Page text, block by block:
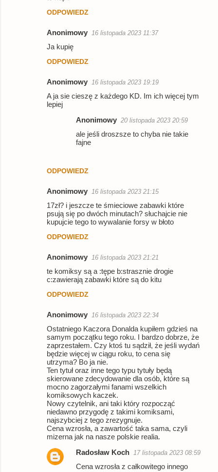
ODPOWIEDZ
Anonimowy 16 listopada 2023 11:37
Ja kupię
ODPOWIEDZ
Anonimowy 16 listopada 2023 19:19
A ja sie cieszę z każdego KD. Im ich więcej tym
lepiej
ODPOWIEDZ
Anonimowy 20 listopada 2023 20:59
ale jeśli droszsze to chyba nie takie
fajne
Anonimowy 16 listopada 2023 21:15
17zł? i jeszcze te śmieciowe zabawki które
psują się po dwóch minutach? słuchajcie nie
kupujcie tego to wywalanie forsy w błoto
ODPOWIEDZ
Anonimowy 16 listopada 2023 21:21
te komiksy są a :tępe b:strasznie drogie
c:zawierają zabawki które są do kitu
ODPOWIEDZ
Anonimowy 16 listopada 2023 22:34
Ostatniego Kaczora Donalda kupiłem gdzieś na
samym początku tego roku. I bardzo dobrze, że
zaprzestałem. Czy ktoś tu sądził, że jeśli wydań
będzie więcej w ciągu roku, to cena się
utrzyma? Bo ja nie.
Ten tytuł oraz inne tego typu tytuły będą
skierowane zdecydowanie dla osób, które są
mocno zagorzałymi fanami wszelkich
komiksowych kaczek.
Nowy czytelnik, ani taki który rozpocząć
niedawno przygodę z takimi komiksami,
najszybciej z tego zrezygnuje.
Cena wzrosła, a zawartość taka sama, czyli
mizerna jak na nasze polskie realia.
Radosław Koch
17 listopada 2023 08:59
Cena wzrosła z całkowitego innego